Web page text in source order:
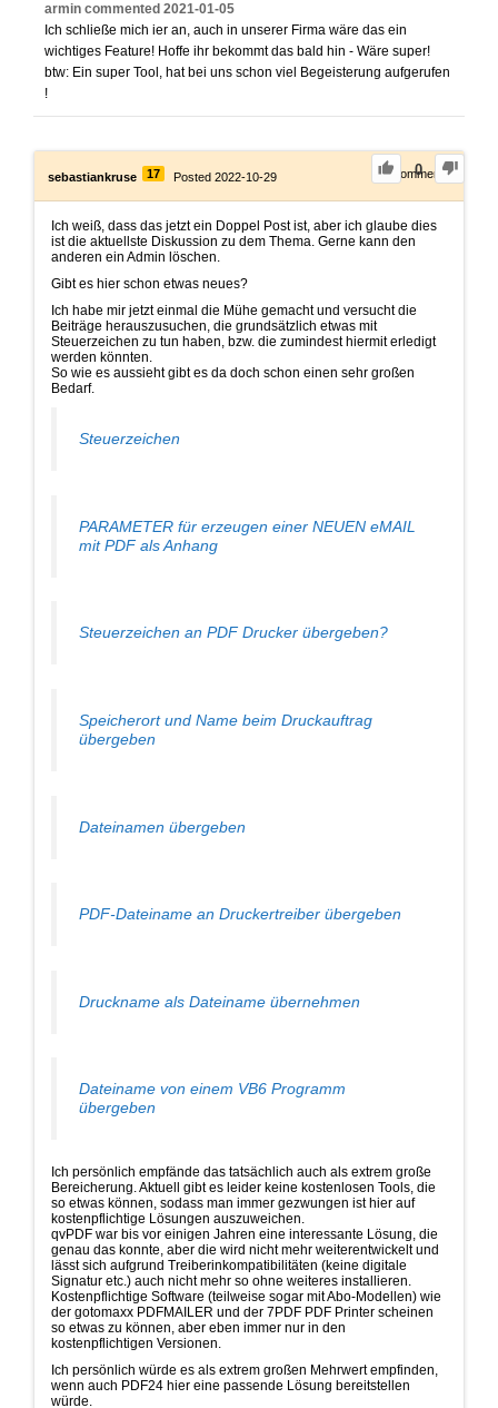
armin commented 2021-01-05
Ich schließe mich ier an, auch in unserer Firma wäre das ein
wichtiges Feature! Hoffe ihr bekommt das bald hin - Wäre super!
btw: Ein super Tool, hat bei uns schon viel Begeisterung aufgerufen
!
0
sebastiankruse 17 Posted 2022-10-29 0Comments
Ich weiß, dass das jetzt ein Doppel Post ist, aber ich glaube dies
ist die aktuellste Diskussion zu dem Thema. Gerne kann den
anderen ein Admin löschen.
Gibt es hier schon etwas neues?
Ich habe mir jetzt einmal die Mühe gemacht und versucht die
Beiträge herauszusuchen, die grundsätzlich etwas mit
Steuerzeichen zu tun haben, bzw. die zumindest hiermit erledigt
werden könnten.
So wie es aussieht gibt es da doch schon einen sehr großen
Bedarf.
Steuerzeichen
PARAMETER für erzeugen einer NEUEN eMAIL
mit PDF als Anhang
Steuerzeichen an PDF Drucker übergeben?
Speicherort und Name beim Druckauftrag
übergeben
Dateinamen übergeben
PDF-Dateiname an Druckertreiber übergeben
Druckname als Dateiname übernehmen
Dateiname von einem VB6 Programm
übergeben
Ich persönlich empfände das tatsächlich auch als extrem große
Bereicherung. Aktuell gibt es leider keine kostenlosen Tools, die
so etwas können, sodass man immer gezwungen ist hier auf
kostenpflichtige Lösungen auszuweichen.
qvPDF war bis vor einigen Jahren eine interessante Lösung, die
genau das konnte, aber die wird nicht mehr weiterentwickelt und
lässt sich aufgrund Treiberinkompatibilitäten (keine digitale
Signatur etc.) auch nicht mehr so ohne weiteres installieren.
Kostenpflichtige Software (teilweise sogar mit Abo-Modellen) wie
der gotomaxx PDFMAILER und der 7PDF PDF Printer scheinen
so etwas zu können, aber eben immer nur in den
kostenpflichtigen Versionen.
Ich persönlich würde es als extrem großen Mehrwert empfinden,
wenn auch PDF24 hier eine passende Lösung bereitstellen
würde.